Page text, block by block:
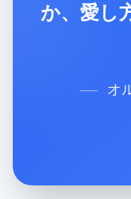
か、愛し
── オ